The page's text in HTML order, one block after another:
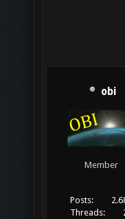
obi
Member
Posts:
Threads: